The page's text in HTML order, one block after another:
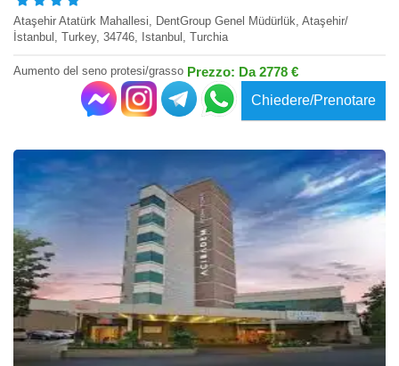
Ataşehir Atatürk Mahallesi, DentGroup Genel Müdürlük, Ataşehir/
İstanbul, Turkey, 34746, Istanbul, Turchia
Aumento del seno protesi/grasso Prezzo: Da 2778 €
Chiedere/Prenotare